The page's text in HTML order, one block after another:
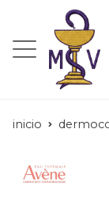
inicio